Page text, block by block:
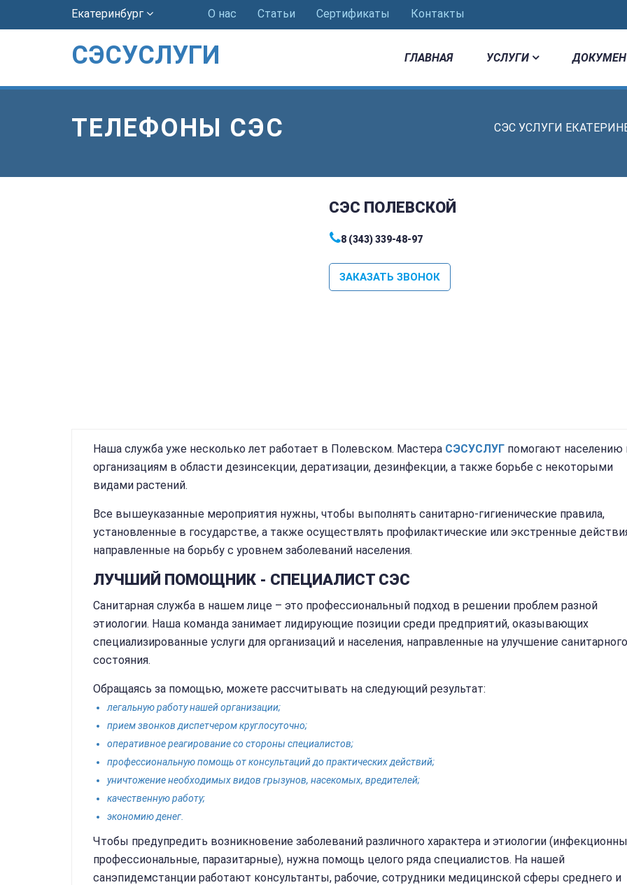
Екатеринбург О нас Статьи Сертификаты Контакты
СЭСУСЛУГИ ГЛАВНАЯ УСЛУГИ
ТЕЛЕФОНЫ СЭС СЭС УСЛУГИ
СЭС ПОЛЕВСКОЙ
8 (343) 339-48-97
ЗАКАЗАТЬ ЗВОНОК
Наша служба уже несколько лет работает в Полевском. Мастера СЭСУСЛУГ помогают населению
организациям в области дезинсекции, дератизации, дезинфекции, а также борьбе с некоторыми
видами растений.
Все вышеуказанные мероприятия нужны, чтобы выполнять санитарно-гигиенические правила,
установленные в государстве, а также осуществлять профилактические или экстренные
направленные на борьбу с уровнем заболеваний населения.
ЛУЧШИЙ ПОМОЩНИК - СПЕЦИАЛИСТ СЭС
Санитарная служба в нашем лице – это профессиональный подход в решении проблем разной
этиологии. Наша команда занимает лидирующие позиции среди предприятий, оказывающих
специализированные услуги для организаций и населения, направленные на улучшение санитарного
состояния.
Обращаясь за помощью, можете рассчитывать на следующий результат:
легальную работу нашей организации;
прием звонков диспетчером круглосуточно;
оперативное реагирование со стороны специалистов;
профессиональную помощь от консультаций до практических действий;
уничтожение необходимых видов грызунов, насекомых, вредителей;
качественную работу;
экономию денег.
Чтобы предупредить возникновение заболеваний различного характера и этиологии
профессиональные, паразитарные), нужна помощь целого ряда специалистов. На нашей
санэпидемстанции работают консультанты, рабочие, сотрудники медицинской сферы среднего и